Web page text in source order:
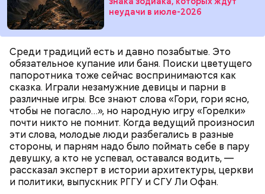
неудачи в июле-2026
Среди традиций есть и давно позабытые. Это
обязательное купание или баня. Поиски цветущего
папоротника тоже сейчас воспринимаются как
сказка. Играли незамужние девицы и парни в
различные игры. Все знают слова «Гори, гори ясно,
чтобы не погасло…», но народную игру «Горелки»
почти никто не помнит. Когда ведущий произносил
эти слова, молодые люди разбегались в разные
стороны, и парням надо было поймать себе в пару
девушку, а кто не успевал, оставался водить, —
рассказал эксперт в истории архитектуры, церкви
и политики, выпускник РГГУ и СГУ Ли Офан.